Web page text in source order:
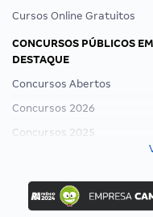
Cursos Online Gratuitos
CONCURSOS PÚBLICOS EM
DESTAQUE
Concursos Abertos
Concursos 2026
Concursos 2025
Concurso Ibama
Concurso MPU